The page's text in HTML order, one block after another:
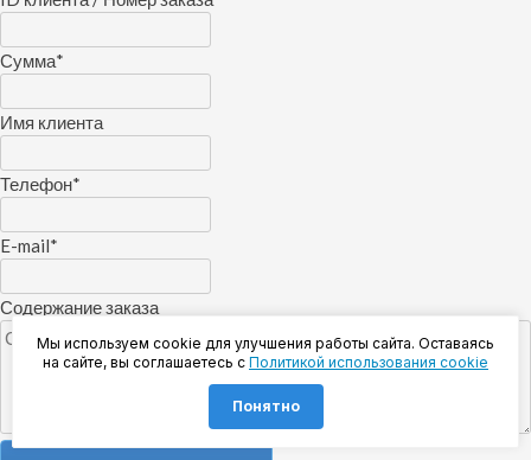
Мы используем cookie для улучшения работы сайта. Оставаясь
на сайте, вы соглашаетесь с Политикой использования cookie
Понятно
Сумма*
Имя клиента
Телефон*
E-mail*
Содержание заказа